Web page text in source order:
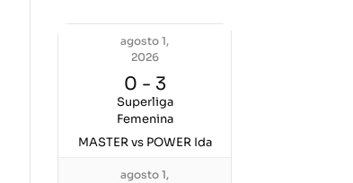
agosto 1,
2026
0 - 3
Superliga
Femenina
MASTER vs POWER Ida
agosto 1,